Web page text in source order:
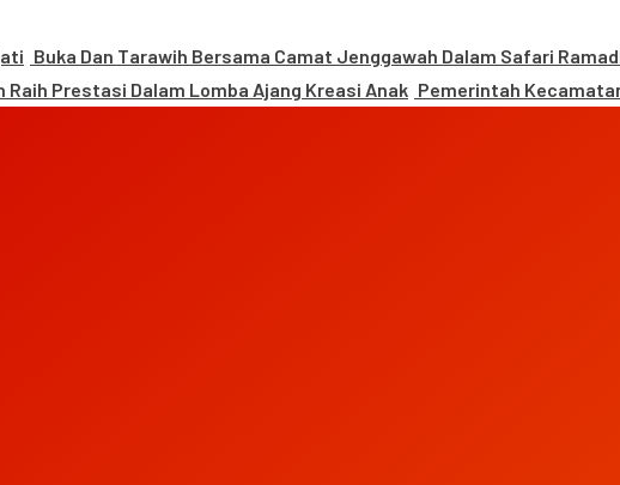
Buka Dan Tarawih Bersama Camat Jenggawah Dalam Safari
Raih Prestasi Dalam Lomba Ajang Kreasi Anak Pemerintah